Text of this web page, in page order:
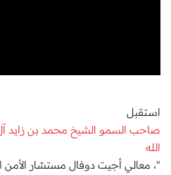
استقبل
صاحب السمو الشيخ محمد بن زايد
الله
"، معالي أجيت دوفال مستشار الأمن